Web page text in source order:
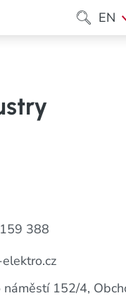
388
náměstí 152/4,
EN